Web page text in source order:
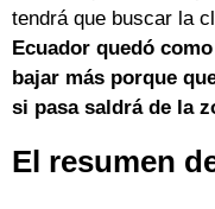
tendrá que buscar la
Ecuador quedó
bajar más porque
si pasa saldrá de la
El resumen